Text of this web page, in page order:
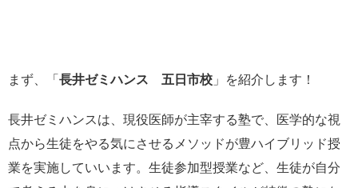
まず、「長井ゼミハンス 五日市校 」を紹介します！
長井ゼミハンスは、現役医師が主宰する塾で、医学的な視
点から生徒をやる気にさせるメソッドが豊ハイブリッド授
業を実施していいます。生徒参加型授業など、生徒が自分